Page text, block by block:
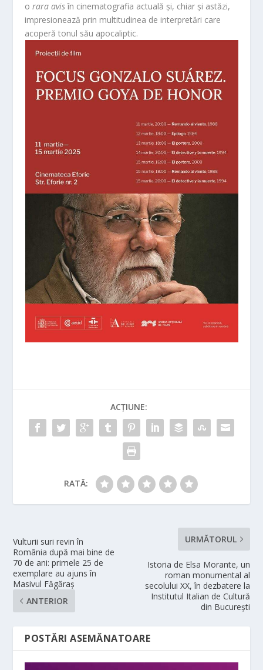
orara avisîn cinematografia actuală și, chiar și astăzi,
impresionează prin multitudinea de interpretări care
acoperă tonul său apocaliptic.
ACȚIUNE:
RATĂ:
Vulturii suri revin în
România după mai bine de
70 de ani: primele 25 de
exemplare au ajuns în
Masivul Făgăraș
ANTERIOR
URMĂTORUL
Istoria de Elsa Morante, un
roman monumental al
secolului XX, în dezbatere la
Institutul Italian de Cultură
din București
POSTĂRI ASEMĂNATOARE